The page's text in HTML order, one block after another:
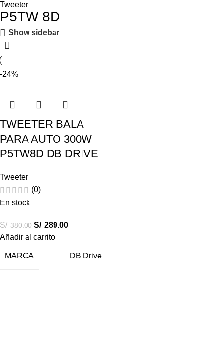
Tweeter
P5TW 8D
Show sidebar
-24%
TWEETER BALA
PARA AUTO 300W
P5TW8D DB DRIVE
Tweeter
(0)
En stock
S/380.00 S/ 289.00
Añadir al carrito
MARCA DB Drive